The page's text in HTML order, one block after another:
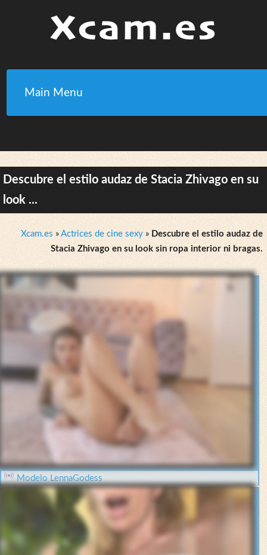
Main Menu
Descubre el estilo audaz de Stacia Zhivago en su
look ...
Xcam.es » Actrices de cine sexy » Descubre el estilo audaz de
Stacia Zhivago en su look sin ropa interior ni bragas.
Modelo LennaGodess